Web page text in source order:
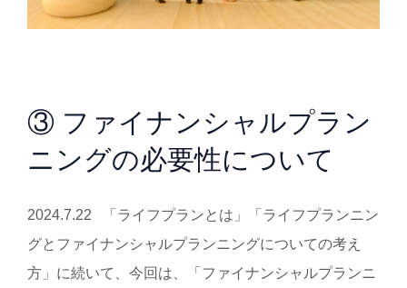
③ ファイナンシャルプラン
ニングの必要性について
2024.7.22 「ライフプランとは」「ライフプランニン
グとファイナンシャルプランニングについての考え
方」に続いて、今回は、「ファイナンシャルプランニ